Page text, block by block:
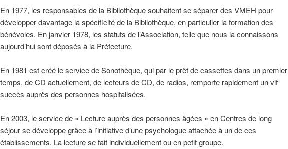
En 1977, les responsables de la Bibliothèque souhaitent se séparer des VMEH pour
développer davantage la spécificité de la Bibliothèque, en particulier la formation des
bénévoles. En janvier 1978, les statuts de l’Association, telle que nous la connaissons
aujourd’hui sont déposés à la Préfecture.
En 1981 est créé le service de Sonothèque, qui par le prêt de cassettes dans un premier
temps, de CD actuellement, de lecteurs de CD, de radios, remporte rapidement un vif
succès auprès des personnes hospitalisées.
En 2003, le service de « Lecture auprès des personnes âgées » en Centres de long
séjour se développe grâce à l’initiative d’une psychologue attachée à un de ces
établissements. La lecture se fait individuellement ou en petit groupe.